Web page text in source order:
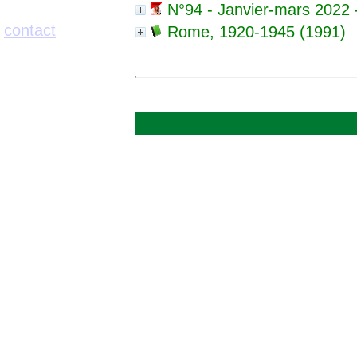
N°94 - Janvier-mars
Rome, 1920-1945 (1991)
contact